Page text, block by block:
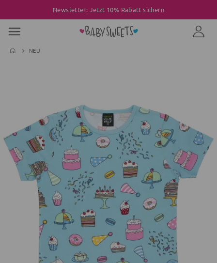
Newsletter: Jetzt 10% Rabatt sichern
NEU